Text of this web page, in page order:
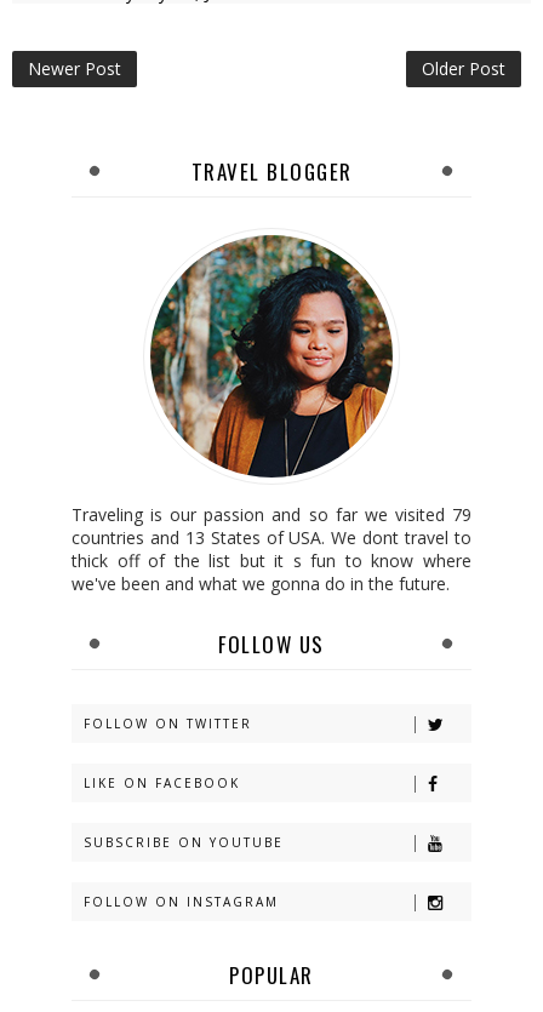
Newer Post Older Post
TRAVEL BLOGGER
Traveling is our passion and so far we visited 79
countries and 13 States of USA. We dont travel to
thick off of the list but it s fun to know where
we've been and what we gonna do in the future.
FOLLOW US
FOLLOW ON TWITTER
LIKE ON FACEBOOK
SUBSCRIBE ON YOUTUBE
FOLLOW ON INSTAGRAM
POPULAR